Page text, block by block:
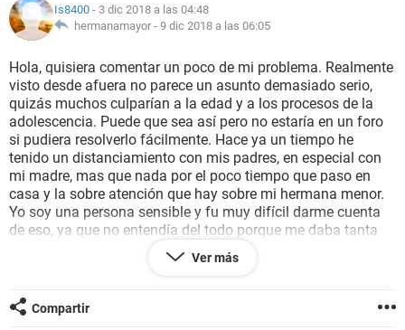
NUTRICIÓN
BIENESTAR
SEXUALIDAD
GLOSARIO
Is8400 - 3 dic 2018 a las 04:48
hermanamayor - 9 dic 2018 a las 06:05
Hola, quisiera comentar un poco de mi problema. Realmente
visto desde afuera no parece un asunto demasiado serio,
quizás muchos culparían a la edad y a los procesos de la
adolescencia. Puede que sea así pero no estaría en un foro
si pudiera resolverlo fácilmente. Hace ya un tiempo he
tenido un distanciamiento con mis padres, en especial con
mi madre, mas que nada por el poco tiempo que paso en
casa y la sobre atención que hay sobre mi hermana menor.
Yo soy una persona sensible y fu muy difícil darme cuenta
de eso, ya que no entendía del todo porque me daba tanta
rabia algunas actitudes de mis padres. Pero con el tiempo
fui comprendiendo cual era mi problema, realmente no me
que me quieren, en especial mi padre que es mas expresivo y
me lo dice y demuestra mejor.
Ver más
Compartir